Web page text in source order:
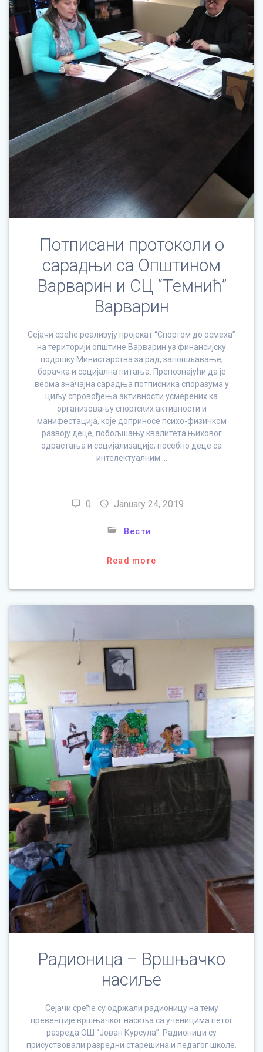
Потписани протоколи о
сарадњи са Општином
Варварин и СЦ “Темнић”
Варварин
Сејачи среће реализују пројекат “Спортом до осмеха”
на територији општине Варварин уз финансијску
подршку Министарства за рад, запошљавање,
борачка и социјална питања. Препознајући да је
веома значајна сарадња потписника споразума у
циљу спровођења активности усмерених ка
организовању спортских активности и
манифестација, које доприносе психо-физичком
развоју деце, побољшању квалитета њиховог
одрастања и социјализације, посебно деце са
интелектуалним …
0 January 24, 2019
Вести
Read more
Радионица – Вршњачко
насиље
Сејачи среће су одржали радионицу на тему
превенције вршњачког насиља са ученицима петог
разреда ОШ “Јован Курсула”. Радионици су
присуствовали разредни старешина и педагог школе.